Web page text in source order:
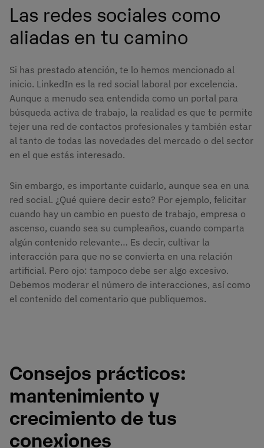
Las redes sociales como
aliadas en tu camino
Si has prestado atención, te lo hemos mencionado al
inicio. LinkedIn es la red social laboral por excelencia.
Aunque a menudo sea entendida como un portal para
búsqueda activa de trabajo, la realidad es que te permite
tejer una red de contactos profesionales y también estar
al tanto de todas las novedades del mercado o del sector
en el que estás interesado.
Sin embargo, es importante cuidarlo, aunque sea en una
red social. ¿Qué quiere decir esto? Por ejemplo, felicitar
cuando hay un cambio en puesto de trabajo, empresa o
ascenso, cuando sea su cumpleaños, cuando comparta
algún contenido relevante… Es decir, cultivar la
interacción para que no se convierta en una relación
artificial. Pero ojo: tampoco debe ser algo excesivo.
Debemos moderar el número de interacciones, así como
el contenido del comentario que publiquemos.
Consejos prácticos:
mantenimiento y
crecimiento de tus
conexiones